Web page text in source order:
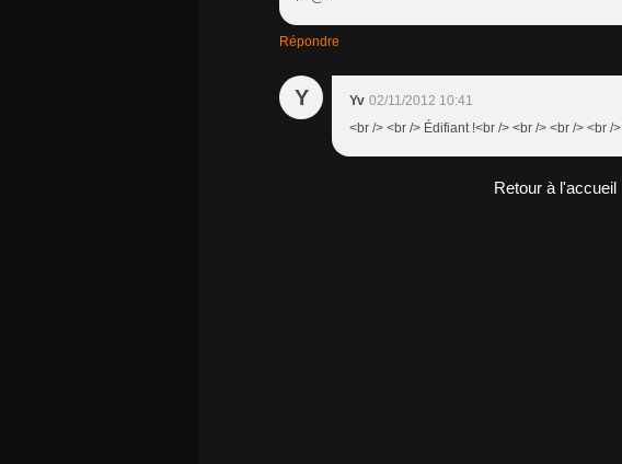
Répondre
Y Yv 02/11/2012 10:41
<br /> <br /> Édifiant !<br /> <br /> <br /> <br />
Retour à l'accueil